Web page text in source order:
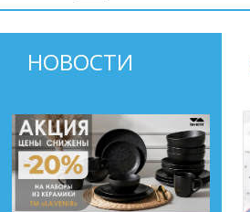
НОВОСТИ